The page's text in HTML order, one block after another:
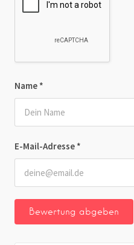
Name *
E-Mail-Adresse *